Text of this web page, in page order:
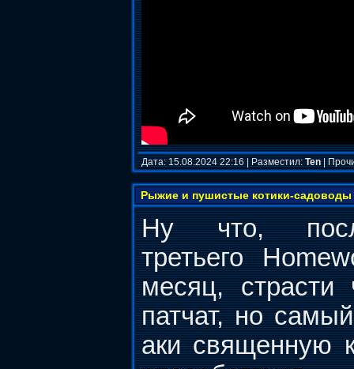
Дата: 15.08.2024 22:16 | Разместил:Ten|
Рыжие и пушистые котики-садоводы
Ну что,
третьего
месяц, страсти
патчат, но
аки священную